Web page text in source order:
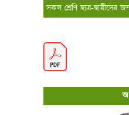
সকল শ্রেণি ছাত্র-ছাত্রীদের